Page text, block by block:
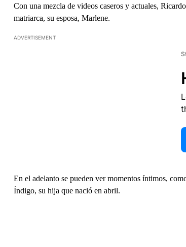
Con una mezcla de videos caseros y actuales,
matriarca, su esposa, Marlene.
ADVERTISEMENT
En el adelanto se pueden ver momentos íntimos,
Índigo, su hija que nació en abril.